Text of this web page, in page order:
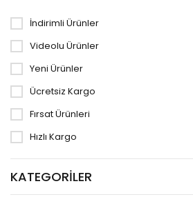
İndirimli Ürünler
Videolu Ürünler
Yeni Ürünler
Ücretsiz Kargo
Fırsat Ürünleri
Hızlı Kargo
KATEGORILER